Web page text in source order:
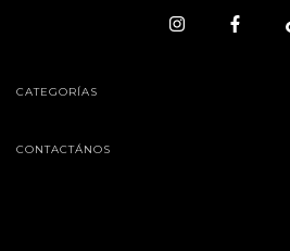
CATEGORÍAS
CONTACTÁNOS